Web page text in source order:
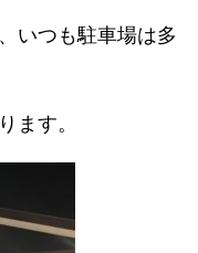
いつも駐車場は多
ます。